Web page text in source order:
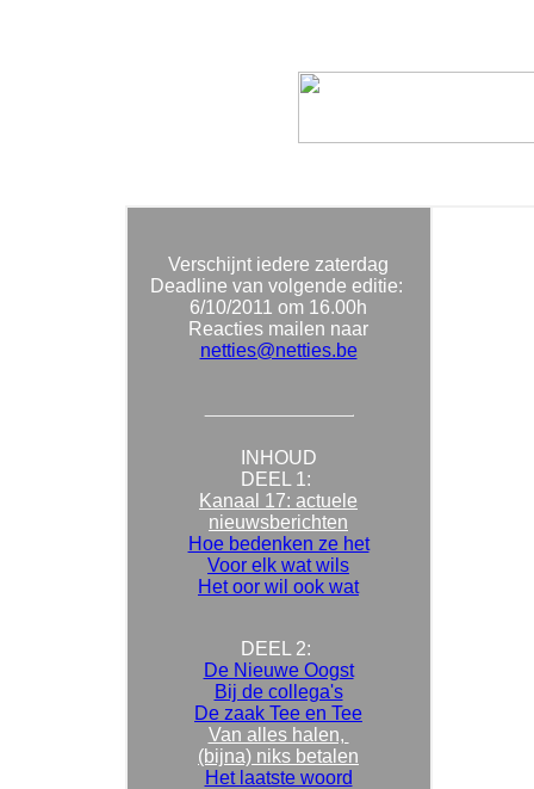
Verschijnt iedere zaterdag
Deadline van volgende editie:
6/10/2011 om 16.00h
Reacties mailen naar
netties@netties.be
INHOUD
DEEL 1:
Kanaal 17: actuele
nieuwsberichten
Hoe bedenken ze het
Voor elk wat wils
Het oor wil ook wat
DEEL 2:
De Nieuwe Oogst
Bij de collega's
De zaak Tee en Tee
Van alles halen,
(bijna) niks betalen
Het laatste woord